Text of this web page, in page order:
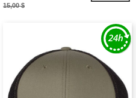
15,00 $